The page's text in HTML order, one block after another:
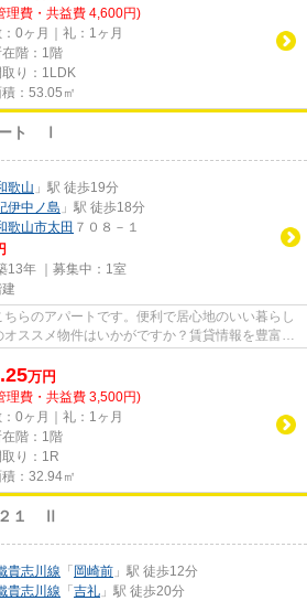
理費・共益費 4,600円)
：0ヶ月｜礼：1ヶ月
在階：1階
取り：1LDK
：53.05㎡
ート Ⅰ
歌山 」駅 徒歩19分
伊中ノ島 」駅 徒歩18分
歌山市太田 ７０８－１
13年 ｜募集中： 1室
らのアパートです。便利で居心地のいい暮らし
ススメ物件はいかがですか？賃貸情報を豊富に
万円
理費・共益費 3,500円)
：0ヶ月｜礼：1ヶ月
在階：1階
取り：1R
：32.94㎡
２１ Ⅱ
貴志川線 「 岡崎前 」駅 徒歩12分
貴志川線 「 吉礼 」駅 徒歩20分